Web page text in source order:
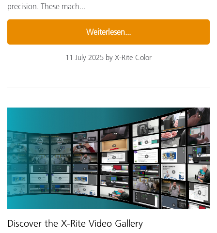
precision. These mach...
Weiterlesen...
11 July 2025 by X-Rite Color
Discover the X-Rite Video Gallery